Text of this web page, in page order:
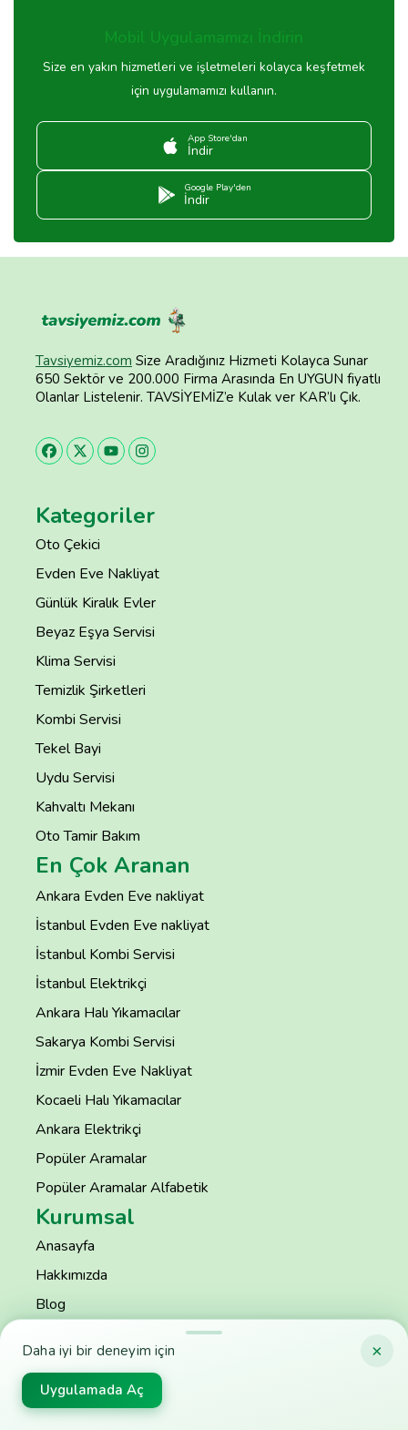
×
Daha iyi bir deneyim için
Uygulamada Aç
Mobil Uygulamamızı İndirin
Size en yakın hizmetleri ve işletmeleri kolayca keşfetmek
için uygulamamızı kullanın.
App Store'dan
İndir
Google Play'den
İndir
Tavsiyemiz.com Size Aradığınız Hizmeti Kolayca Sunar
650 Sektör ve 200.000 Firma Arasında En UYGUN fiyatlı
Olanlar Listelenir. TAVSİYEMİZ’e Kulak ver KAR’lı Çık.
Kategoriler
Oto Çekici
Evden Eve Nakliyat
Günlük Kiralık Evler
Beyaz Eşya Servisi
Klima Servisi
Temizlik Şirketleri
Kombi Servisi
Tekel Bayi
Uydu Servisi
Kahvaltı Mekanı
Oto Tamir Bakım
En Çok Aranan
Ankara Evden Eve nakliyat
İstanbul Evden Eve nakliyat
İstanbul Kombi Servisi
İstanbul Elektrikçi
Ankara Halı Yıkamacılar
Sakarya Kombi Servisi
İzmir Evden Eve Nakliyat
Kocaeli Halı Yıkamacılar
Ankara Elektrikçi
Popüler Aramalar
Popüler Aramalar Alfabetik
Kurumsal
Anasayfa
Hakkımızda
Blog
Site Nasıl Çalışır?
Teslimat ve İade Şartları
Kurumsal Üye Kullanıcı Sözleşmesi